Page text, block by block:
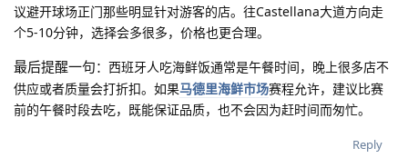
议避开球场正门那些明显针对游客的店。往Castellana大道方向走
个5-10分钟，选择会多很多，价格也更合理。
最后提醒一句：西班牙人吃海鲜饭通常是午餐时间，晚上很多店不
供应或者质量会打折扣。如果马德里海鲜市场赛程允许，建议比赛
前的午餐时段去吃，既能保证品质，也不会因为赶时间而匆忙。
Reply